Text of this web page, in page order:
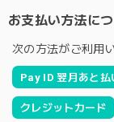
お支払い方法に
次の方法がご利用
Pay ID 翌月あと払
クレジットカード